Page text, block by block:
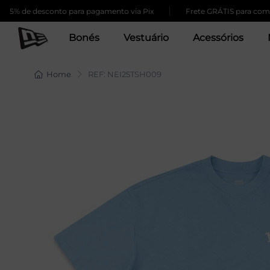
de desconto para pagamento via Pix Frete GRÁTIS para
Bonés Vestuário Acessórios
Home REF: NEI25TSH009